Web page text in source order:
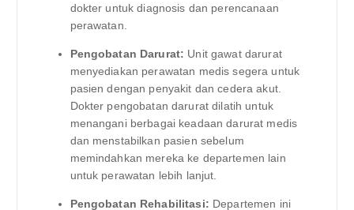
dokter untuk diagnosis dan perencanaan
perawatan.
Pengobatan Darurat: Unit gawat darurat
menyediakan perawatan medis segera untuk
pasien dengan penyakit dan cedera akut.
Dokter pengobatan darurat dilatih untuk
menangani berbagai keadaan darurat medis
dan menstabilkan pasien sebelum
memindahkan mereka ke departemen lain
untuk perawatan lebih lanjut.
Pengobatan Rehabilitasi: Departemen ini